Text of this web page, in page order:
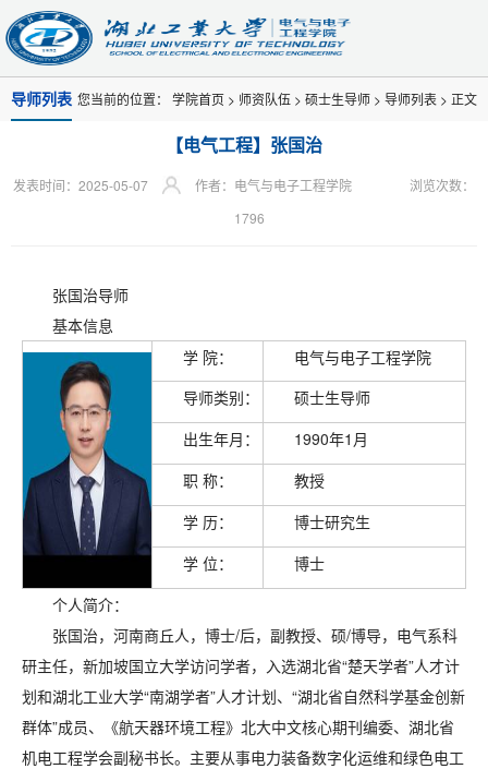
导师列表 您当前的位置： 学院首页 > 师资队伍 > 硕士生导师 > 导师列表 > 正文
【电气工程】张国治
发表时间：2025-05-07 作者：电气与电子工程学院
浏览次数：
1796
张国治导师
基本信息
学 院：
电气与电子工程学院
导师类别：
硕士生导师
出生年月：
1990年1月
职 称：
教授
学 历：
博士研究生
学 位：
博士
个人简介：
张国治，河南商丘人，博士/后，副教授、硕/博导，电气系科
研主任，新加坡国立大学访问学者，入选湖北省“楚天学者”人才计
划和湖北工业大学“南湖学者”人才计划、“湖北省自然科学基金创新
群体”成员、《航天器环境工程》北大中文核心期刊编委、湖北省
机电工程学会副秘书长。主要从事电力装备数字化运维和绿色电工